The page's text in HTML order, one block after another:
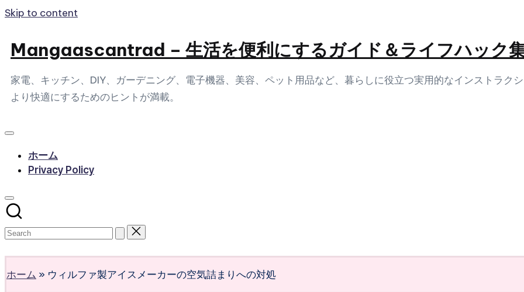
Skip to content
Mangaascantrad – 生活を便利にするガイド＆ライフハック
家電、キッチン、DIY、ガーデニング、電子機器、美容、ペット用品など、暮らしに役立つ実用的なインストラク
より快適にするためのヒントが満載。
ホーム
Privacy Policy
ホーム » ウィルファ製アイスメーカーの空気詰まりへの対処